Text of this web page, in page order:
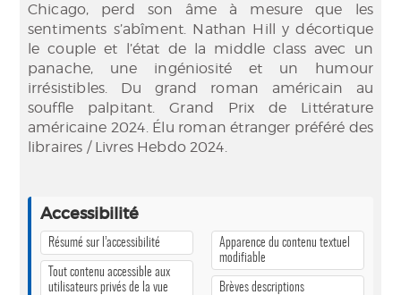
Chicago, perd son âme à mesure que les
sentiments s’abîment. Nathan Hill y décortique
le couple et l’état de la middle class avec un
panache, une ingéniosité et un humour
irrésistibles. Du grand roman américain au
souffle palpitant. Grand Prix de Littérature
américaine 2024. Élu roman étranger préféré des
libraires / Livres Hebdo 2024.
Accessibilité
Résumé sur l’accessibilité
Tout contenu accessible aux
utilisateurs privés de la vue
Apparence du contenu textuel
modifiable
Brèves descriptions